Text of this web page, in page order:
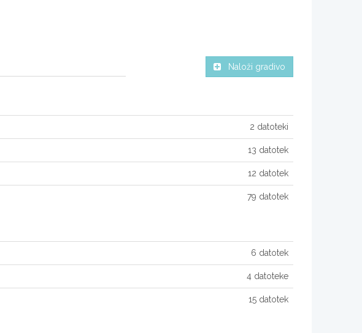
Naloži gradivo
2 datoteki
13 datotek
12 datotek
79 datotek
6 datotek
4 datoteke
15 datotek